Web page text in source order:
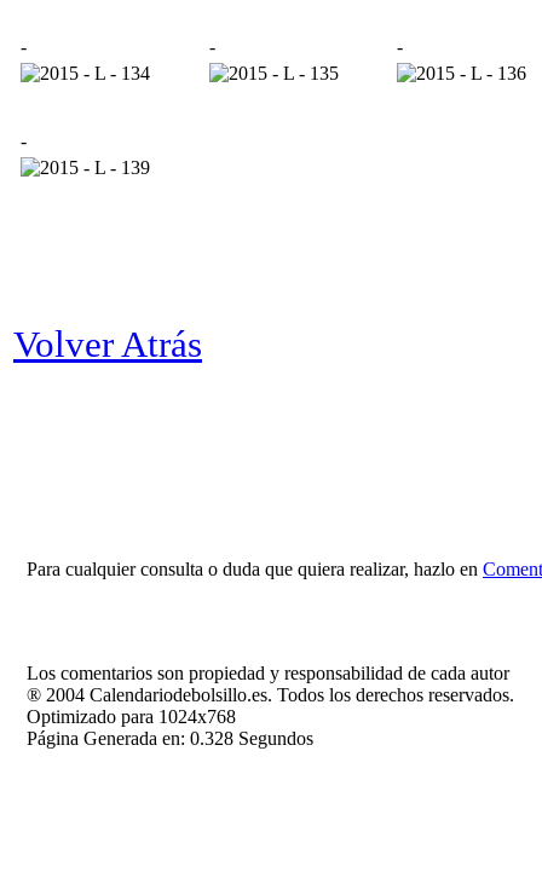
- - -
-
Volver Atrás
Para cualquier consulta o duda que quiera realizar, hazlo en
Los comentarios son propiedad y responsabilidad de cada autor
® 2004 Calendariodebolsillo.es. Todos los derechos reservados.
Optimizado para 1024x768
Página Generada en: 0.328 Segundos